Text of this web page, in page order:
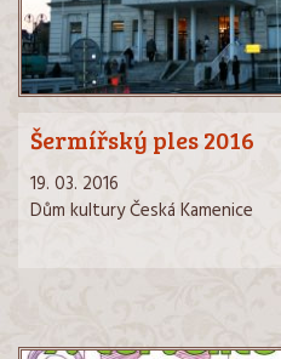
Šermířský ples 2016
19. 03. 2016
Dům kultury Česká Kamenice